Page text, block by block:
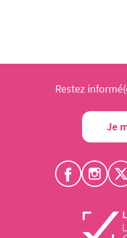
Restez
Je